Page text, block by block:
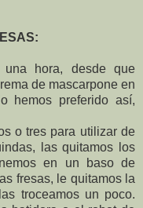
una hora, desde que
de mascarpone en
hemos preferido así,
o tres para utilizar de
las quitamos los
en un baso de
fresas, le quitamos la
troceamos un poco.